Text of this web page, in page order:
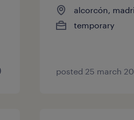
alcorcón,
temporary
posted 25 march